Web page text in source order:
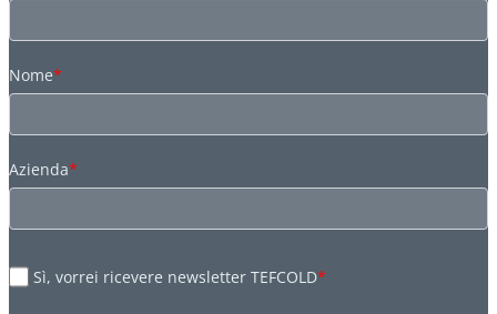
Nome*
Azienda*
Sì, vorrei ricevere newsletter TEFCOLD*